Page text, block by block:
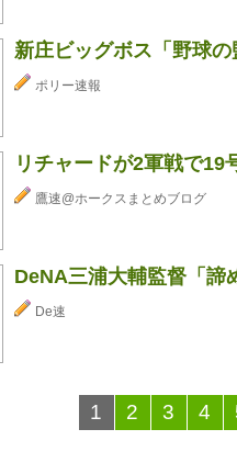
新庄ビッグボス「野球
ポリー速報
リチャードが2軍戦で
鷹速@ホークスまとめブログ
DeNA三浦大輔監督「
De速
1 2 3 4